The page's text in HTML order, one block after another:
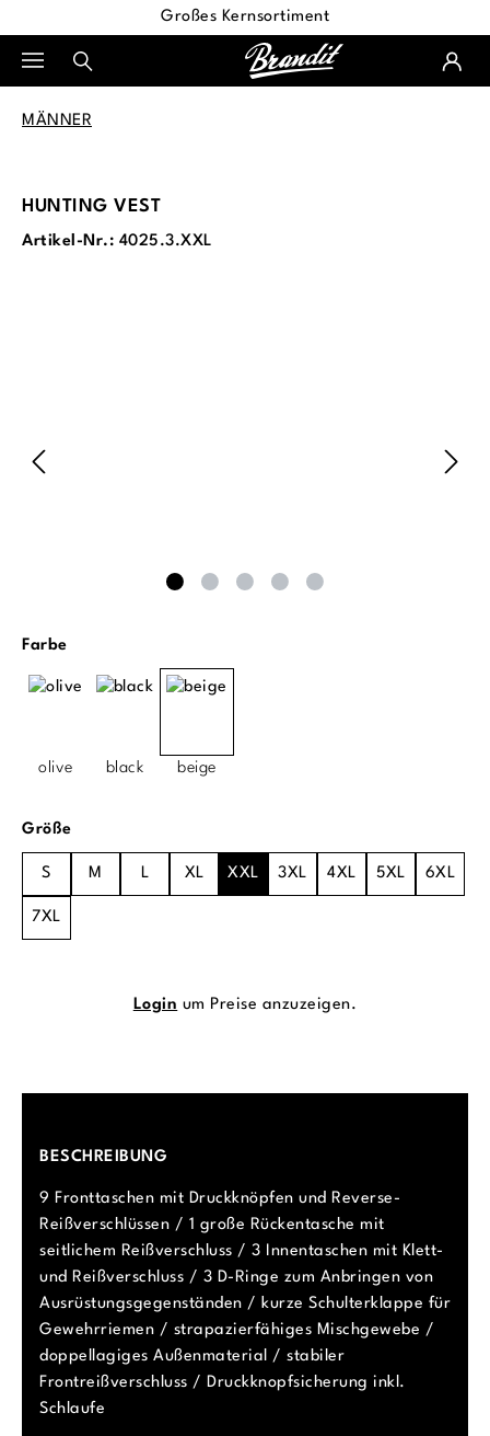
Großes Kernsortiment
MÄNNER
HUNTING VEST
Artikel-Nr.: 4025.3.XXL
Farbeauswählen
olive black beige
Größeauswählen
S M L XL XXL 3XL 4XL 5XL 6XL
7XL
Login um Preise anzuzeigen.
BESCHREIBUNG
9 Fronttaschen mit Druckknöpfen und Reverse-
Reißverschlüssen / 1 große Rückentasche mit
seitlichem Reißverschluss / 3 Innentaschen mit Klett-
und Reißverschluss / 3 D-Ringe zum Anbringen von
Ausrüstungsgegenständen / kurze Schulterklappe für
Gewehrriemen / strapazierfähiges Mischgewebe /
doppellagiges Außenmaterial / stabiler
Frontreißverschluss / Druckknopfsicherung inkl.
Schlaufe